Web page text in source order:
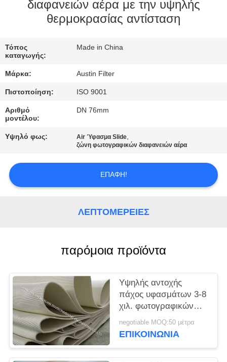
ΈΛΕΓΧΟΣ
ΕΛΆΤΕ
ΣΕ
ΕΠΑΦΉ
ΖΗΤΉΣΤΕ
ΑΠΌΣΠΑΣΜΑ
διαφανειών αέρα με την υψηλής
θερμοκρασίας αντίσταση
Τόπος
καταγωγής:
Made in China
Μάρκα: Austin Filter
Πιστοποίηση: ISO 9001
Αριθμό
μοντέλου:
DN 76mm
Υψηλό φως: Air Ύφασμα Slide,
ζώνη φωτογραφικών διαφανειών αέρα
ΕΠΑΦΉ!
ΛΕΠΤΟΜΈΡΕΙΕΣ
παρόμοια προϊόντα
Υψηλής αντοχής
πάχος υφασμάτων 3-8
χιλ. φωτογραφικών
διαφανειών αέρα για
τις γραμμές
negotiable MOQ:50 μέτρα
ΕΠΙΚΟΙΝΩΝΊΑ